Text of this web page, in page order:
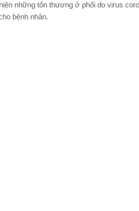
những tổn thương ở phổi do virus
bệnh nhân.